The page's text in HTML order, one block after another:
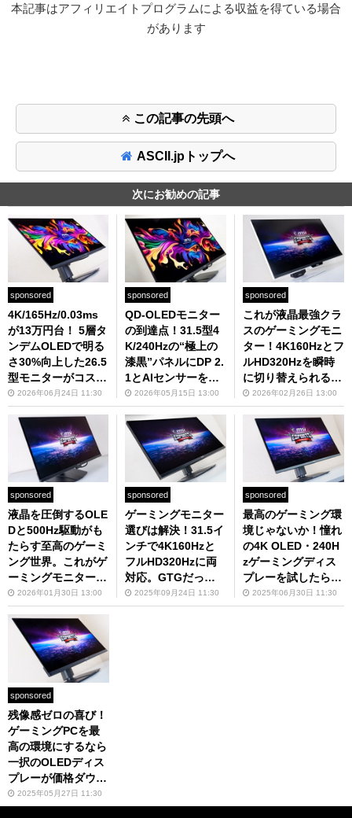
本記事はアフィリエイトプログラムによる収益を得ている場合
があります
この記事の先頭へ
ASCII.jpトップへ
次にお勧めの記事
sponsored
4K/165Hz/0.03ms
が13万円台！ 5層タ
ンデムOLEDで明る
さ30%向上した26.5
型モニターがコスパ
優秀すぎて夏ボの使
い道決定！
2026年06月24日 11:30
sponsored
QD-OLEDモニター
の到達点！31.5型4
K/240Hzの“極上の
漆黒”パネルにDP 2.
1とAIセンサーを搭
載。価格分の価値あ
る機能満載で欲しす
ぎる
2026年05月15日 13:00
sponsored
これが液晶最強クラ
スのゲーミングモニ
ター！4K160Hzとフ
ルHD320Hzを瞬時
に切り替えられるMi
ni LEDのOLED級画
質にひたすら感動し
た話
2026年02月26日 13:00
sponsored
液晶を圧倒するOLE
Dと500Hz駆動がも
たらす至高のゲーミ
ング世界。これがゲ
ーミングモニターの
フラグシップか！
と感動すら覚えた実
機レビュー
2026年01月30日 13:00
sponsored
ゲーミングモニター
選びは解決！31.5イ
ンチで4K160Hzと
フルHD320Hzに両
対応。GTGだって0.
5mで欲しい機能を
詰め込んだ決定打の
2025年09月24日 11:30
sponsored
最高のゲーミング環
境じゃないか！憧れ
の4K OLED・240H
zゲーミングディス
プレーを試したら3
D酔いしづらかった
2025年06月30日 11:30
sponsored
残像感ゼロの喜び！
ゲーミングPCを最
高の環境にするなら
一択のOLEDディス
プレーが価格ダウン
で登場したので極上
体験してみた
2025年05月27日 11:30